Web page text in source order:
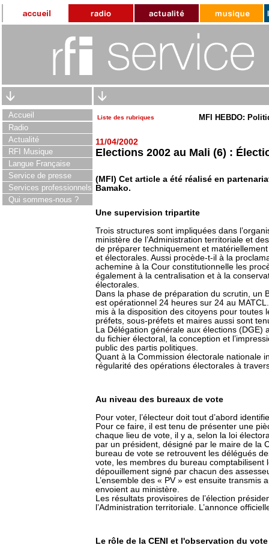
Accueil
Radio
Actualité
RFI Musique
Langue Française
Service de presse
Services professionnels
Qui sommes-nous ?
Liste des rubriques MFI HEBDO:
11/04/2002
Elections 2002 au Mali (6) :
(MFI) Cet article a été réalisé en
Bamako.
Une supervision tripartite
Trois structures sont impliquées dans
ministère de l’Administration territoriale et
de préparer techniquement et
et électorales. Aussi procède-t-il à la
achemine à la Cour constitutionnelle les
également à la centralisation et à la
électorales.
Dans la phase de préparation du scrutin, un
est opérationnel 24 heures sur 24 au
mis à la disposition des citoyens pour toutes
préfets, sous-préfets et maires aussi sont
La Délégation générale aux élections (DGE)
du fichier électoral, la conception et
public des partis politiques.
Quant à la Commission électorale nationale
régularité des opérations électorales à
Au niveau des bureaux de vote
Pour voter, l’électeur doit tout d’abord
Pour ce faire, il est tenu de présenter une
chaque lieu de vote, il y a, selon la loi
par un président, désigné par le maire de la
bureau de vote se retrouvent les délégués
vote, les membres du bureau comptabilisent
dépouillement signé par chacun des
L’ensemble des « PV » est ensuite transmis
envoient au ministère.
Les résultats provisoires de l’élection
l’Administration territoriale. L’annonce
Le rôle de la CENI et l'observation du vote